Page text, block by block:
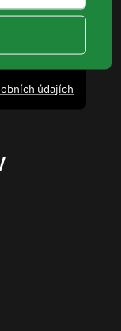
údajích